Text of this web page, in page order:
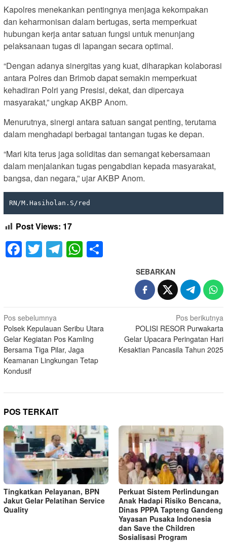
Kapolres menekankan pentingnya menjaga kekompakan
dan keharmonisan dalam bertugas, serta memperkuat
hubungan kerja antar satuan fungsi untuk menunjang
pelaksanaan tugas di lapangan secara optimal.
“Dengan adanya sinergitas yang kuat, diharapkan kolaborasi
antara Polres dan Brimob dapat semakin memperkuat
kehadiran Polri yang Presisi, dekat, dan dipercaya
masyarakat,” ungkap AKBP Anom.
Menurutnya, sinergi antara satuan sangat penting, terutama
dalam menghadapi berbagai tantangan tugas ke depan.
“Mari kita terus jaga soliditas dan semangat kebersamaan
dalam menjalankan tugas pengabdian kepada masyarakat,
bangsa, dan negara,” ujar AKBP Anom.
RN/M.Hasiholan.S/red
Post Views: 17
Facebook
Twitter
Telegram
WhatsApp
SEBARKAN
Navigasi
pos
Pos sebelumnya
Polsek Kepulauan Seribu Utara
Gelar Kegiatan Pos Kamling
Bersama Tiga Pilar, Jaga
Keamanan Lingkungan Tetap
Kondusif
Pos berikutnya
POLISI RESOR Purwakarta
Gelar Upacara Peringatan Hari
Kesaktian Pancasila Tahun 2025
POS TERKAIT
Tingkatkan Pelayanan, BPN
Jakut Gelar Pelatihan Service
Quality
Perkuat Sistem Perlindungan
Anak Hadapi Risiko Bencana,
Dinas PPPA Tapteng Gandeng
Yayasan Pusaka Indonesia
dan Save the Children
Sosialisasi Program